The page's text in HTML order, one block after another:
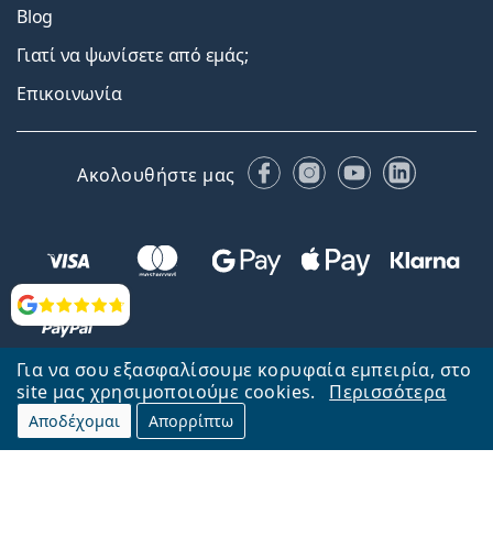
Για να σου εξασφαλίσουμε κορυφαία εμπειρία, στο
site μας χρησιμοποιούμε cookies.
Περισσότερα
Αποδέχομαι Απορρίπτω
Αξιολογήσεις
Blog
Γιατί να ψωνίσετε από εμάς;
Επικοινωνία
Ακολουθήστε μας FacebookInstagram
YouTubeLinkedIn
Επιστροφή στην αρχική σελίδα